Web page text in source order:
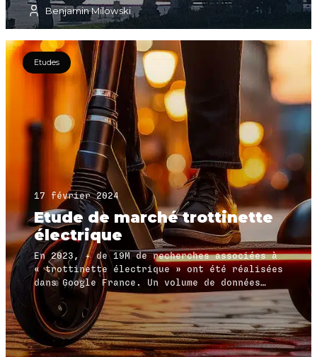
Benjamin Milowski
Etudes
17 février 2024
Etude de marché trottinette
électrique
En 2023, + de 19M de recherches associées à
« trottinette électrique » ont été réalisées
dans Google France. Un volume de données
important qui nous permet en ce début
d’année 2024 de mener une étude fine des
envies et besoins réels des utilisateurs